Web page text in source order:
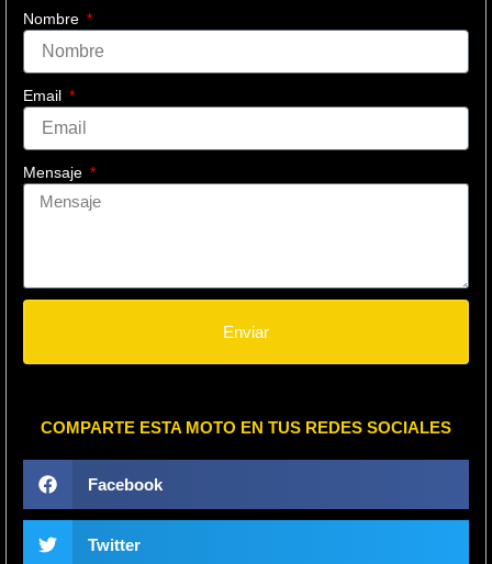
Nombre
Email
Mensaje
Enviar
COMPARTE ESTA MOTO EN TUS REDES SOCIALES
Facebook
Twitter